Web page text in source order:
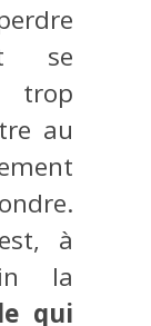
se
trop
au
à
la
qui